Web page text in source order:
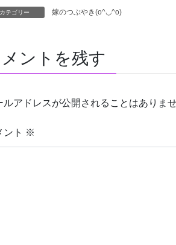
カテゴリー 嫁のつぶやき(o^◡^o)
メントを残す
ルアドレスが公開されることはありませ
ント ※